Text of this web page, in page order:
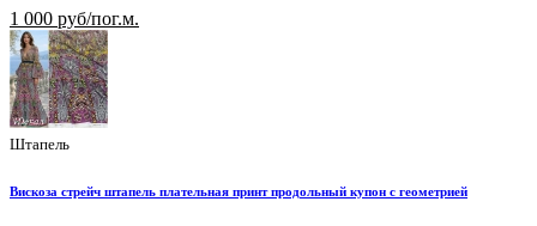
1 000 руб/пог.м.
Штапель
Вискоза стрейч штапель плательная принт продольный купон с геометрией